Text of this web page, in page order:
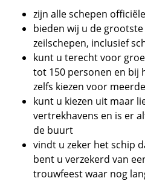
zijn alle schepen
bieden wij u de
zeilschepen, inclusief
kunt u terecht voor
tot 150 personen en bij
zelfs kiezen voor
kunt u kiezen uit maar
vertrekhavens en is er
de buurt
vindt u zeker het schip
bent u verzekerd van
trouwfeest waar nog